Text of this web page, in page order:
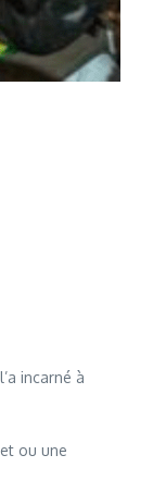
incarné à
ou une